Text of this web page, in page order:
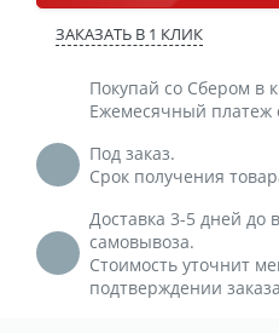
ЗАКАЗАТЬ В 1 КЛИК
Покупай со Сбером в
Ежемесячный платеж
Под заказ.
Срок получения
Доставка 3-5 дней до
самовывоза.
Стоимость уточнит
подтверждении